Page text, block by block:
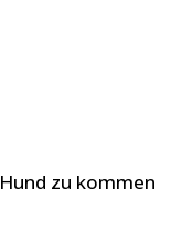
zu kommen